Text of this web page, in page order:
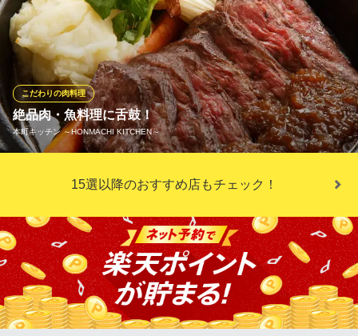
秘伝のタレに漬け込んだ「漬けマグロ握り」はなんと1貫破格の55
円！！寿司職人が握るお寿司をこの価格で食べれるのは<三四郎>
だけ！！
鮨べろ酒場 三四郎
大衆居酒屋/寿司
地下鉄中央線堺筋本町駅 徒歩1分
大阪府大阪市中央区船場中央2-1-4 船場センタービル4号館B2
絶品肉・魚料理に舌鼓！
本町キッチン ～HONMACHI KITCHEN～
こだわりの肉料理
ビールによく合う厳選したお料理を多数ご用意！手作りの燻製や
ダイナミックなオーブン料理、スキレットやココットを用いた煮
ートプレートもおすすめ！お仕事帰りはワイワイ！ガヤガヤ！み
んなで駅近の当店へ！ご予約もお待ちしております♪
本町キッチン ～HONMACHI KITCHEN～
肉×魚×クラフトビール
大阪メトロ中央線本町駅3番出口 徒歩1分
15選以降のおすすめ店もチェック！